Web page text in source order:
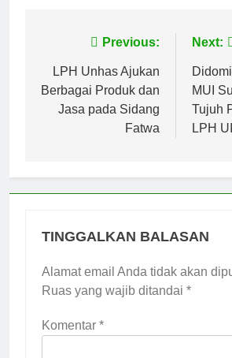
Navigasi
pos
Previous:
LPH Unhas Ajukan
Berbagai Produk dan
Jasa pada Sidang
Fatwa
Next:
MUI
Tujuh
LPH
TINGGALKAN BALASAN
Alamat email Anda tidak akan
Ruas yang wajib ditandai *
Komentar *